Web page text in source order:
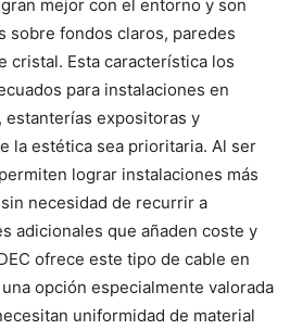
mejor con el entorno y son
sobre fondos claros, paredes
cristal. Esta característica los
para instalaciones en
estanterías expositoras y
la estética sea prioritaria. Al ser
lograr instalaciones más
necesidad de recurrir a
adicionales que añaden coste y
ofrece este tipo de cable en
opción especialmente valorada
uniformidad de material